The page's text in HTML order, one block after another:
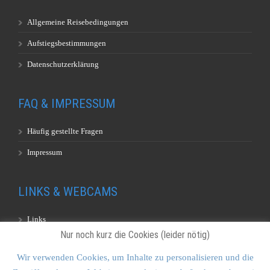
Allgemeine Reisebedingungen
Aufstiegsbestimmungen
Datenschutzerklärung
FAQ & IMPRESSUM
Häufig gestellte Fragen
Impressum
LINKS & WEBCAMS
Links
Nur noch kurz die Cookies (leider nötig)
Wir verwenden Cookies, um Inhalte zu personalisieren und die